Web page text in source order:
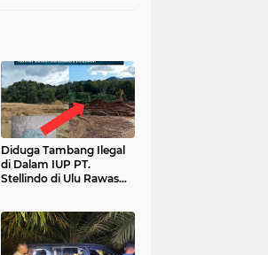
Diduga Tambang Ilegal
di Dalam IUP PT.
Stellindo di Ulu Rawas